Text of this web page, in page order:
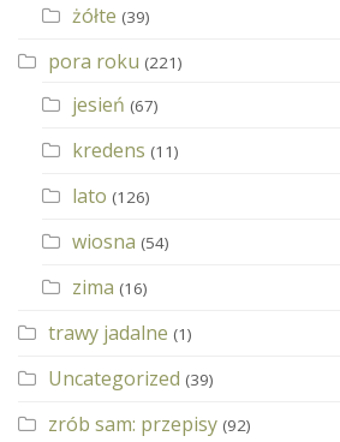
żółte (39)
pora roku (221)
jesień (67)
kredens (11)
lato (126)
wiosna (54)
zima (16)
trawy jadalne (1)
Uncategorized (39)
zrób sam: przepisy (92)